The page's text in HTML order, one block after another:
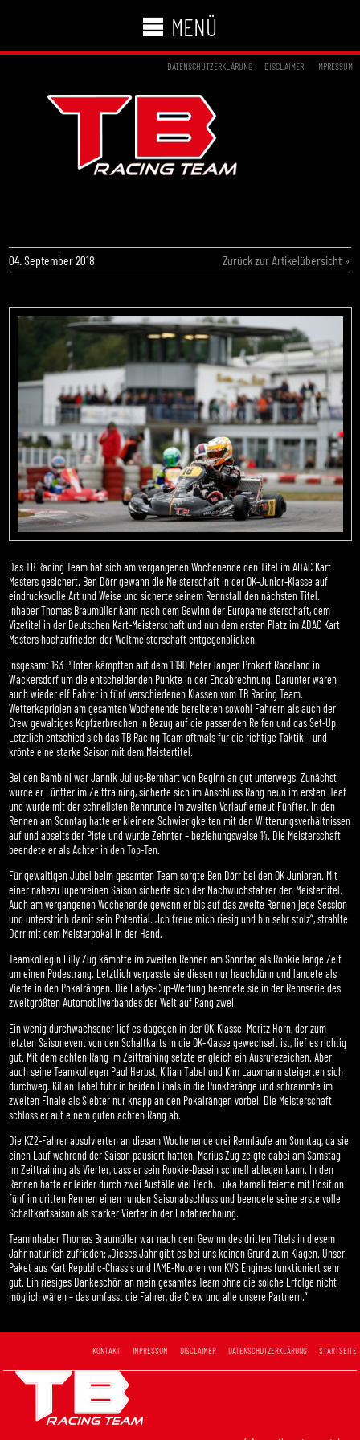
MENÜ
DATENSCHUTZERKLÄRUNG DISCLAIMER IMPRESSUM
04. September 2018 Zurück zur Artikelübersicht »
Das TB Racing Team hat sich am vergangenen Wochenende den Titel im ADAC Kart
Masters gesichert. Ben Dörr gewann die Meisterschaft in der OK-Junior-Klasse auf
eindrucksvolle Art und Weise und sicherte seinem Rennstall den nächsten Titel.
Inhaber Thomas Braumüller kann nach dem Gewinn der Europameisterschaft, dem
Vizetitel in der Deutschen Kart-Meisterschaft und nun dem ersten Platz im ADAC Kart
Masters hochzufrieden der Weltmeisterschaft entgegenblicken.
Insgesamt 163 Piloten kämpften auf dem 1.190 Meter langen Prokart Raceland in
Wackersdorf um die entscheidenden Punkte in der Endabrechnung. Darunter waren
auch wieder elf Fahrer in fünf verschiedenen Klassen vom TB Racing Team.
Wetterkapriolen am gesamten Wochenende bereiteten sowohl Fahrern als auch der
Crew gewaltiges Kopfzerbrechen in Bezug auf die passenden Reifen und das Set-Up.
Letztlich entschied sich das TB Racing Team oftmals für die richtige Taktik – und
krönte eine starke Saison mit dem Meistertitel.
Bei den Bambini war Jannik Julius-Bernhart von Beginn an gut unterwegs. Zunächst
wurde er Fünfter im Zeittraining, sicherte sich im Anschluss Rang neun im ersten Heat
und wurde mit der schnellsten Rennrunde im zweiten Vorlauf erneut Fünfter. In den
Rennen am Sonntag hatte er kleinere Schwierigkeiten mit den Witterungsverhältnissen
auf und abseits der Piste und wurde Zehnter – beziehungsweise 14. Die Meisterschaft
beendete er als Achter in den Top-Ten.
Für gewaltigen Jubel beim gesamten Team sorgte Ben Dörr bei den OK Junioren. Mit
einer nahezu lupenreinen Saison sicherte sich der Nachwuchsfahrer den Meistertitel.
Auch am vergangenen Wochenende gewann er bis auf das zweite Rennen jede Session
und unterstrich damit sein Potential. „Ich freue mich riesig und bin sehr stolz“, strahlte
Dörr mit dem Meisterpokal in der Hand.
Teamkollegin Lilly Zug kämpfte im zweiten Rennen am Sonntag als Rookie lange Zeit
um einen Podestrang. Letztlich verpasste sie diesen nur hauchdünn und landete als
Vierte in den Pokalrängen. Die Ladys-Cup-Wertung beendete sie in der Rennserie des
zweitgrößten Automobilverbandes der Welt auf Rang zwei.
Ein wenig durchwachsener lief es dagegen in der OK-Klasse. Moritz Horn, der zum
letzten Saisonevent von den Schaltkarts in die OK-Klasse gewechselt ist, lief es richtig
gut. Mit dem achten Rang im Zeittraining setzte er gleich ein Ausrufezeichen. Aber
auch seine Teamkollegen Paul Herbst, Kilian Tabel und Kim Lauxmann steigerten sich
durchweg. Kilian Tabel fuhr in beiden Finals in die Punkteränge und schrammte im
zweiten Finale als Siebter nur knapp an den Pokalrängen vorbei. Die Meisterschaft
schloss er auf einem guten achten Rang ab.
Die KZ2-Fahrer absolvierten an diesem Wochenende drei Rennläufe am Sonntag, da sie
einen Lauf während der Saison pausiert hatten. Marius Zug zeigte dabei am Samstag
im Zeittraining als Vierter, dass er sein Rookie-Dasein schnell ablegen kann. In den
Rennen hatte er leider durch zwei Ausfälle viel Pech. Luka Kamali feierte mit Position
fünf im dritten Rennen einen runden Saisonabschluss und beendete seine erste volle
Schaltkartsaison als starker Vierter in der Endabrechnung.
Teaminhaber Thomas Braumüller war nach dem Gewinn des dritten Titels in diesem
Jahr natürlich zufrieden: „Dieses Jahr gibt es bei uns keinen Grund zum Klagen. Unser
Paket aus Kart Republic-Chassis und IAME-Motoren von KVS Engines funktioniert sehr
gut. Ein riesiges Dankeschön an mein gesamtes Team ohne die solche Erfolge nicht
möglich wären – das umfasst die Fahrer, die Crew und alle unsere Partnern.“
STARTSEITE
DATENSCHUTZERKLÄRUNG
DISCLAIMER
IMPRESSUM
KONTAKT